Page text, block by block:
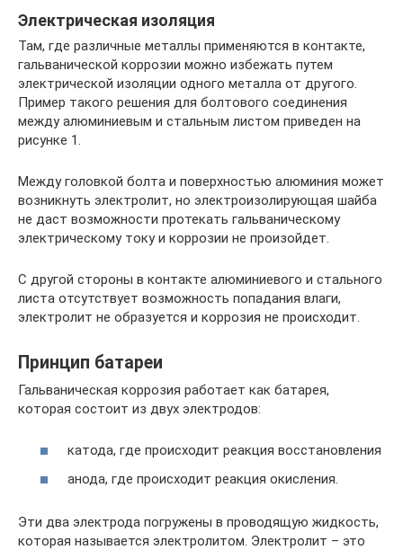
Электрическая изоляция
Там, где различные металлы применяются в контакте,
гальванической коррозии можно избежать путем
электрической изоляции одного металла от другого.
Пример такого решения для болтового соединения
между алюминиевым и стальным листом приведен на
рисунке 1.
Между головкой болта и поверхностью алюминия может
возникнуть электролит, но электроизолирующая шайба
не даст возможности протекать гальваническому
электрическому току и коррозии не произойдет.
С другой стороны в контакте алюминиевого и стального
листа отсутствует возможность попадания влаги,
электролит не образуется и коррозия не происходит.
Принцип батареи
Гальваническая коррозия работает как батарея,
которая состоит из двух электродов:
катода, где происходит реакция восстановления
анода, где происходит реакция окисления.
Эти два электрода погружены в проводящую жидкость,
которая называется электролитом. Электролит – это